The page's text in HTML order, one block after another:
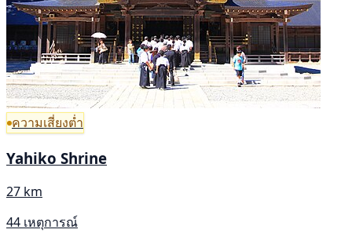
ความเสี่ยงต่ำ
Yahiko Shrine
27 km
44 เหตุการณ์